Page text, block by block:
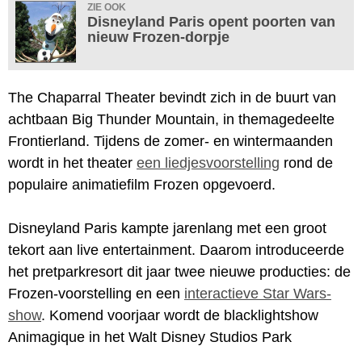
ZIE OOK
Disneyland Paris opent poorten van
nieuw Frozen-dorpje
The Chaparral Theater bevindt zich in de buurt van
achtbaan Big Thunder Mountain, in themagedeelte
Frontierland. Tijdens de zomer- en wintermaanden
wordt in het theater een liedjesvoorstelling rond de
populaire animatiefilm Frozen opgevoerd.
Disneyland Paris kampte jarenlang met een groot
tekort aan live entertainment. Daarom introduceerde
het pretparkresort dit jaar twee nieuwe producties: de
Frozen-voorstelling en een interactieve Star Wars-
show. Komend voorjaar wordt de blacklightshow
Animagique in het Walt Disney Studios Park